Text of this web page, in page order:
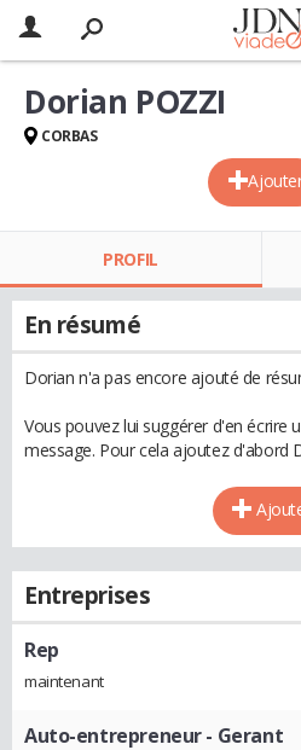
Dorian POZZI
CORBAS
PROFIL
En résumé
Dorian n'a pas encore ajouté de
Vous pouvez lui suggérer d'en écrire
message. Pour cela ajoutez d'abord
Entreprises
Rep
maintenant
Auto-entrepreneur- Gerant